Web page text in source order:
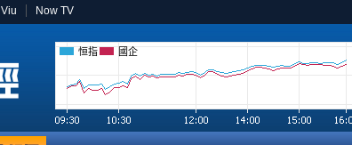
Viu Now TV
恒指 國企